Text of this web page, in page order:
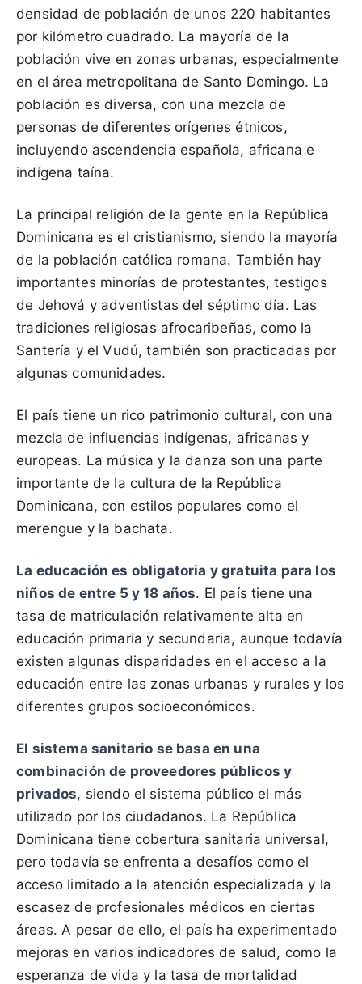
densidad de población de unos 220 habitantes
por kilómetro cuadrado. La mayoría de la
población vive en zonas urbanas, especialmente
en el área metropolitana de Santo Domingo. La
población es diversa, con una mezcla de
personas de diferentes orígenes étnicos,
incluyendo ascendencia española, africana e
indígena taína.
La principal religión de la gente en la República
Dominicana es el cristianismo, siendo la mayoría
de la población católica romana. También hay
importantes minorías de protestantes, testigos
de Jehová y adventistas del séptimo día. Las
tradiciones religiosas afrocaribeñas, como la
Santería y el Vudú, también son practicadas por
algunas comunidades.
El país tiene un rico patrimonio cultural, con una
mezcla de influencias indígenas, africanas y
europeas. La música y la danza son una parte
importante de la cultura de la República
Dominicana, con estilos populares como el
merengue y la bachata.
La educación es obligatoria y gratuita para los
niños de entre 5 y 18 años. El país tiene una
tasa de matriculación relativamente alta en
educación primaria y secundaria, aunque todavía
existen algunas disparidades en el acceso a la
educación entre las zonas urbanas y rurales y los
diferentes grupos socioeconómicos.
El sistema sanitario se basa en una
combinación de proveedores públicos y
privados, siendo el sistema público el más
utilizado por los ciudadanos. La República
Dominicana tiene cobertura sanitaria universal,
pero todavía se enfrenta a desafíos como el
acceso limitado a la atención especializada y la
escasez de profesionales médicos en ciertas
áreas. A pesar de ello, el país ha experimentado
mejoras en varios indicadores de salud, como la
esperanza de vida y la tasa de mortalidad